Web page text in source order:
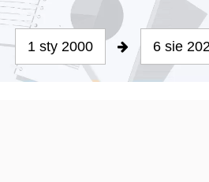
1 sty 2000 6 sie